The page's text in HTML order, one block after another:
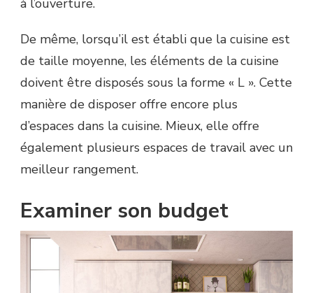
à l’ouverture.
De même, lorsqu’il est établi que la cuisine est
de taille moyenne, les éléments de la cuisine
doivent être disposés sous la forme « L ». Cette
manière de disposer offre encore plus
d’espaces dans la cuisine. Mieux, elle offre
également plusieurs espaces de travail avec un
meilleur rangement.
Examiner son budget